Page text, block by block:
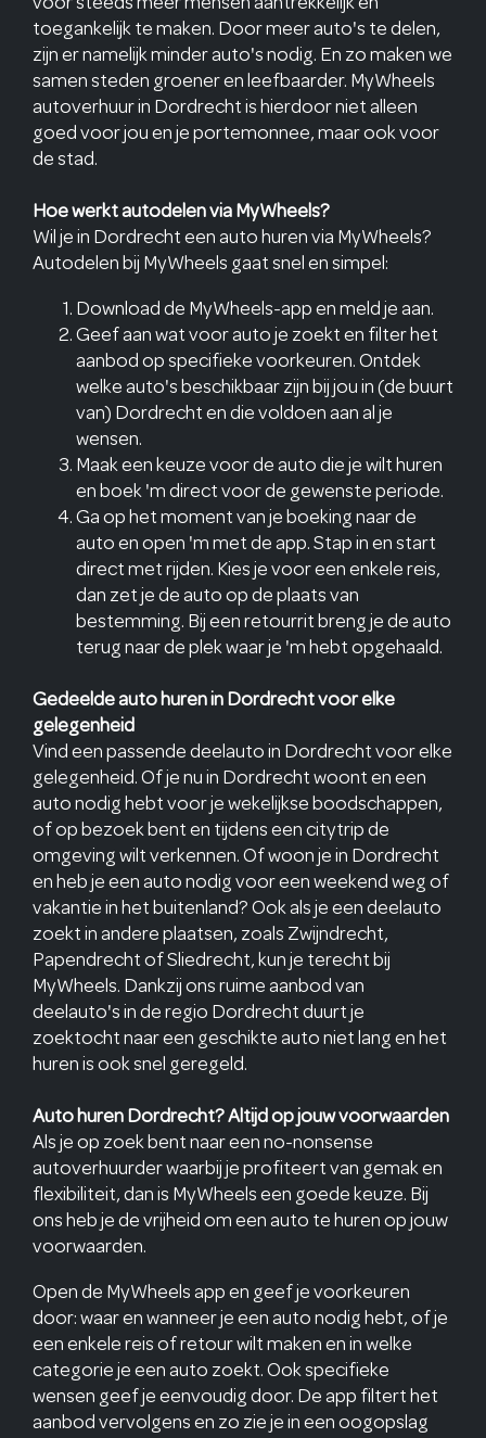
toegankelijk te maken. Door meer auto's te delen,
zijn er namelijk minder auto's nodig. En zo maken we
samen steden groener en leefbaarder. MyWheels
autoverhuur in Dordrecht is hierdoor niet alleen
goed voor jou en je portemonnee, maar ook voor
de stad.
Hoe werkt autodelen via MyWheels?
Wil je in Dordrecht een auto huren via MyWheels?
Autodelen bij MyWheels gaat snel en simpel:
Download de MyWheels-app en meld je aan.
Geef aan wat voor auto je zoekt en filter het
aanbod op specifieke voorkeuren. Ontdek
welke auto's beschikbaar zijn bij jou in (de buurt
van) Dordrecht en die voldoen aan al je
wensen.
Maak een keuze voor de auto die je wilt huren
en boek 'm direct voor de gewenste periode.
Ga op het moment van je boeking naar de
auto en open 'm met de app. Stap in en start
direct met rijden. Kies je voor een enkele reis,
dan zet je de auto op de plaats van
bestemming. Bij een retourrit breng je de auto
terug naar de plek waar je 'm hebt opgehaald.
Gedeelde auto huren in Dordrecht voor elke
gelegenheid
Vind een passende deelauto in Dordrecht voor elke
gelegenheid. Of je nu in Dordrecht woont en een
auto nodig hebt voor je wekelijkse boodschappen,
of op bezoek bent en tijdens een citytrip de
omgeving wilt verkennen. Of woon je in Dordrecht
en heb je een auto nodig voor een weekend weg of
vakantie in het buitenland? Ook als je een deelauto
zoekt in andere plaatsen, zoals Zwijndrecht,
Papendrecht of Sliedrecht, kun je terecht bij
MyWheels. Dankzij ons ruime aanbod van
deelauto's in de regio Dordrecht duurt je
zoektocht naar een geschikte auto niet lang en het
huren is ook snel geregeld.
Auto huren Dordrecht? Altijd op jouw voorwaarden
Als je op zoek bent naar een no-nonsense
autoverhuurder waarbij je profiteert van gemak en
flexibiliteit, dan is MyWheels een goede keuze. Bij
ons heb je de vrijheid om een auto te huren op jouw
voorwaarden.
Open de MyWheels app en geef je voorkeuren
door: waar en wanneer je een auto nodig hebt, of je
een enkele reis of retour wilt maken en in welke
categorie je een auto zoekt. Ook specifieke
wensen geef je eenvoudig door. De app filtert het
aanbod vervolgens en zo zie je in een oogopslag